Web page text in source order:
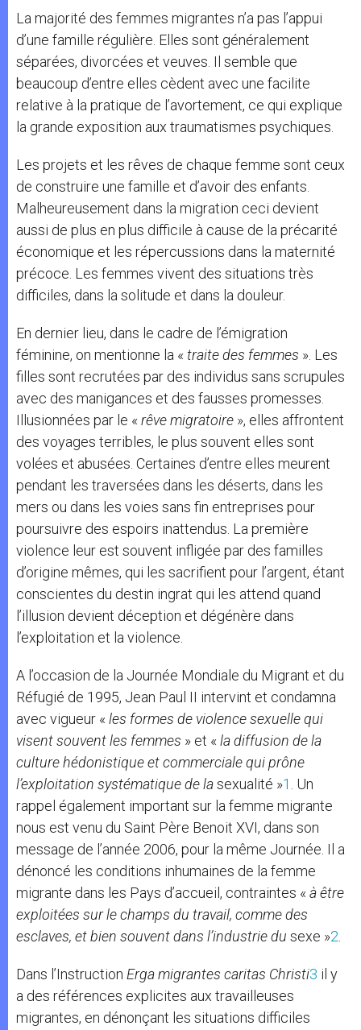
La majorité des femmes migrantes n’a pas l’appui
d’une famille régulière. Elles sont généralement
séparées, divorcées et veuves. Il semble que
beaucoup d’entre elles cèdent avec une facilite
relative à la pratique de l’avortement, ce qui explique
la grande exposition aux traumatismes psychiques.
Les projets et les rêves de chaque femme sont ceux
de construire une famille et d’avoir des enfants.
Malheureusement dans la migration ceci devient
aussi de plus en plus difficile à cause de la précarité
économique et les répercussions dans la maternité
précoce. Les femmes vivent des situations très
difficiles, dans la solitude et dans la douleur.
En dernier lieu, dans le cadre de l’émigration
féminine, on mentionne la « traite des femmes ». Les
filles sont recrutées par des individus sans scrupules
avec des manigances et des fausses promesses.
Illusionnées par le « rêve migratoire », elles affrontent
des voyages terribles, le plus souvent elles sont
volées et abusées. Certaines d’entre elles meurent
pendant les traversées dans les déserts, dans les
mers ou dans les voies sans fin entreprises pour
poursuivre des espoirs inattendus. La première
violence leur est souvent infligée par des familles
d’origine mêmes, qui les sacrifient pour l’argent, étant
conscientes du destin ingrat qui les attend quand
l’illusion devient déception et dégénère dans
l’exploitation et la violence.
A l’occasion de la Journée Mondiale du Migrant et du
Réfugié de 1995, Jean Paul II intervint et condamna
avec vigueur « les formes de violence sexuelle qui
visent souvent les femmes » et « la diffusion de la
culture hédonistique et commerciale qui prône
l’exploitation systématique de lasexualité »1 . Un
rappel également important sur la femme migrante
nous est venu du Saint Père Benoit XVI, dans son
message de l’année 2006, pour la même Journée. Il a
dénoncé les conditions inhumaines de la femme
migrante dans les Pays d’accueil, contraintes « à être
exploitées sur le champs du travail, comme des
esclaves, et bien souvent dans l’industrie du sexe »2
Dans l’Instruction Erga migrantes caritas Christi3 il y
a des références explicites aux travailleuses
migrantes, en dénonçant les situations difficiles